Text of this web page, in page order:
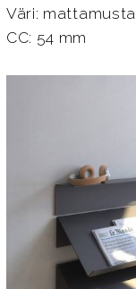
Väri: mattamusta
CC: 54 mm